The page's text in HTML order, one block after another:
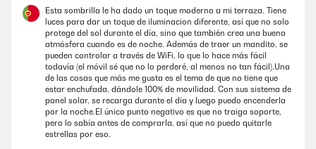
24/07/2022
Sehr guter und leicht zusammenbaubarer Sonnenschirm. Sehr
empfehlenswert.
Amazon Benutzer – Bewertung durch Chal-Tec GmbH nicht
eigenständig überprüft
Esta sombrilla le ha dado un toque moderno a mi terraza. Tiene
luces para dar un toque de iluminacion diferente, así que no solo
protege del sol durante el día, sino que también crea una buena
atmósfera cuando es de noche. Además de traer un mandito, se
pueden controlar a través de WiFi, lo que lo hace más fácil
todavía (el móvil sé que no lo perderé, al menos no tan fácil).Una
de las cosas que más me gusta es el tema de que no tiene que
estar enchufada, dándole 100% de movilidad. Con sus sistema de
panel solar, se recarga durante el día y luego puedo encenderla
por la noche.El único punto negativo es que no traiga soporte,
pero lo sabía antes de comprarla, así que no puedo quitarle
estrellas por eso.